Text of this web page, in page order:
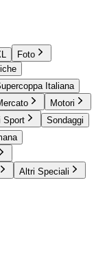
Foto
Italiana
Motori
Sport
Sondaggi
Altri Speciali